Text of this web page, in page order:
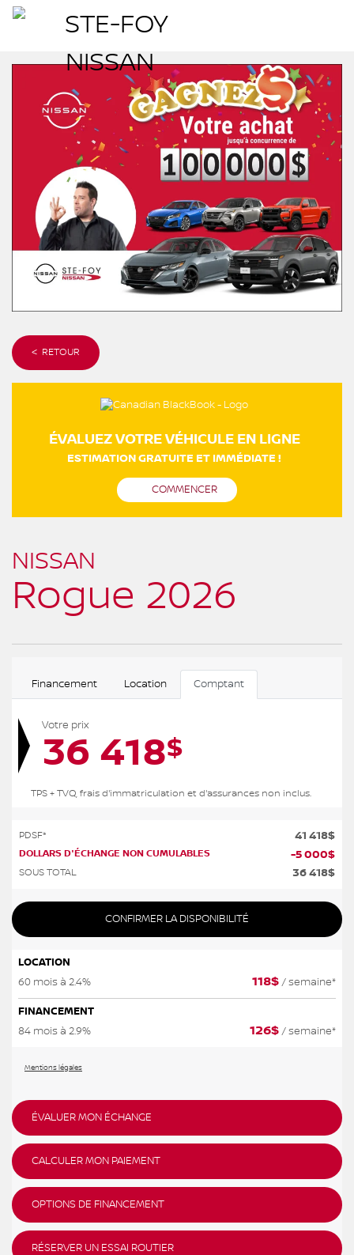
< RETOUR
ÉVALUEZ VOTRE VÉHICULE EN LIGNE
ESTIMATION GRATUITE ET IMMÉDIATE !
COMMENCER
NISSAN
Rogue 2026
Financement Location Comptant
Votre prix
36 418$
TPS + TVQ, frais d'immatriculation et d'assurances non inclus.
PDSF* 41 418$
DOLLARS D'ÉCHANGE NON CUMULABLES -5 000$
SOUS TOTAL 36 418$
CONFIRMER LA DISPONIBILITÉ
LOCATION
60 mois à 2.4%
118$ / semaine*
FINANCEMENT
84 mois à 2.9%
126$ / semaine*
Mentions légales
ÉVALUER MON ÉCHANGE
CALCULER MON PAIEMENT
OPTIONS DE FINANCEMENT
RÉSERVER UN ESSAI ROUTIER